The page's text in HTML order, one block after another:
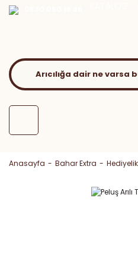
Anasayfa Bahar Extra